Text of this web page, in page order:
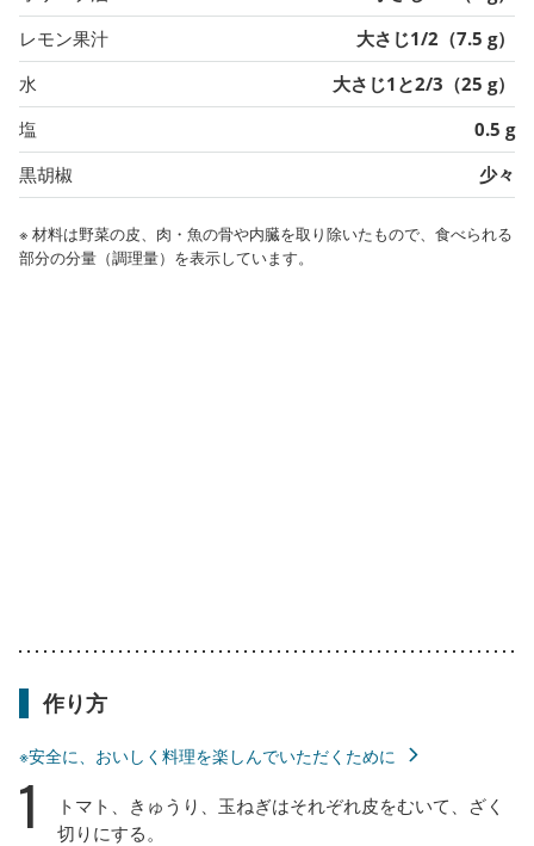
レモン果汁
大さじ1/2（7.5 g）
水
大さじ1と2/3（25 g）
塩
0.5 g
黒胡椒
少々
※ 材料は野菜の皮、肉・魚の骨や内臓を取り除いたもので、食べられる
部分の分量（調理量）を表示しています。
作り方
※安全に、おいしく料理を楽しんでいただくために
1
トマト、きゅうり、玉ねぎはそれぞれ皮をむいて、ざく
切りにする。